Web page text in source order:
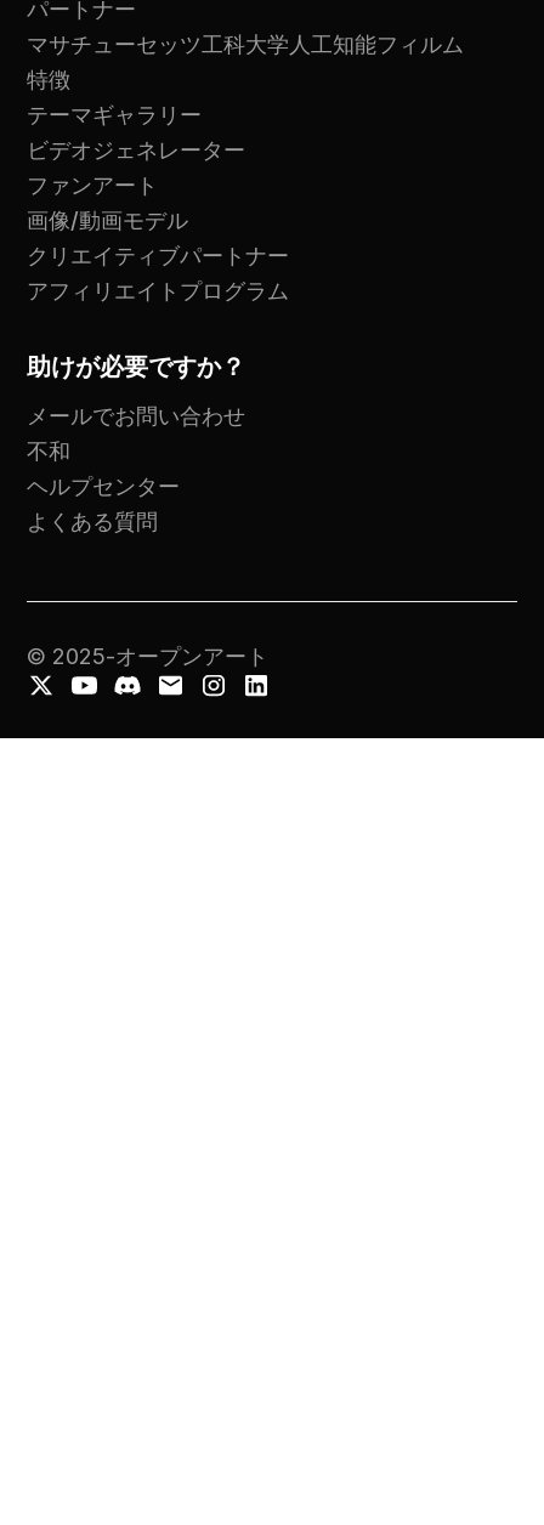
パートナー
マサチューセッツ工科大学人工知能フィルム
特徴
テーマギャラリー
ビデオジェネレーター
ファンアート
画像/動画モデル
クリエイティブパートナー
アフィリエイトプログラム
助けが必要ですか？
メールでお問い合わせ
不和
ヘルプセンター
よくある質問
© 2025-オープンアート